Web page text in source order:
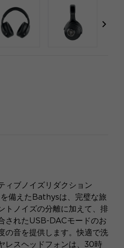
ィブノイズリダクション
備えたBathysは、完璧な旅
トノイズの分離に加えて、排
されたUSB-DACモードのお
の音を提供します。快適で洗
レスヘッドフォンは、30時